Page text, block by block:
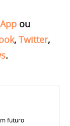
ou
, Twitter,
.
futuro